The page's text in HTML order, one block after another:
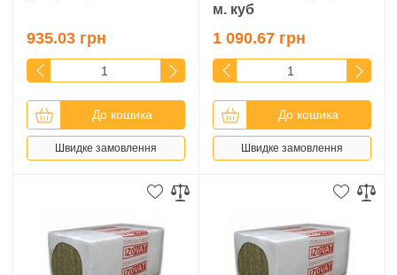
935.03 грн
До кошика
Швидке замовлення
м. куб
1 090.67 грн
До кошика
Швидке замовлення